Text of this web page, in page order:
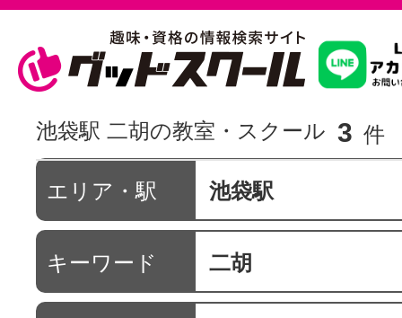
習いたいこ
スクールを
駅・路線か
池袋駅 二胡の教室・スクール 3 件
エリア・駅 池袋駅
キーワード 二胡